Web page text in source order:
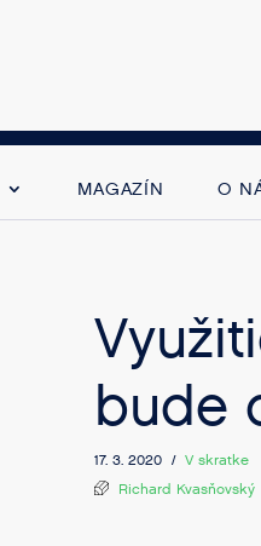
MAGAZÍN O
bude
17. 3. 2020 / V skratke
Richard Kvasňovský